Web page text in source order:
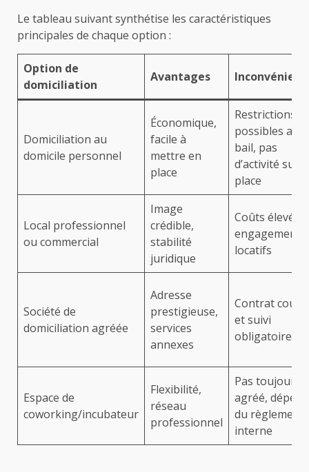
Le tableau suivant synthétise les caractéristiques
principales de chaque option :
Option de
domiciliation
Avantages
Domiciliation au
domicile personnel
Économique,
facile à
mettre en
place
Restrictions
possibles avec
bail, pas
d’activité sur
place
Local professionnel
ou commercial
Image
crédible,
stabilité
juridique
Coûts élevés,
engagements
locatifs
Société de
domiciliation agréée
Adresse
prestigieuse,
services
annexes
Contrat court
et suivi
obligatoire
Espace de
coworking/incubateur
Flexibilité,
réseau
professionnel
Pas toujours
agréé, dépend
du règlement
interne